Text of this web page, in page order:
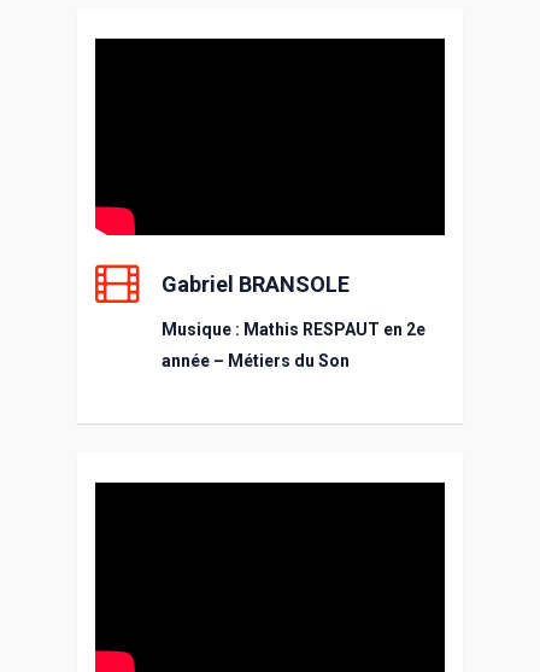
Gabriel BRANSOLE
Musique : Mathis RESPAUT en 2e
année – Métiers du Son